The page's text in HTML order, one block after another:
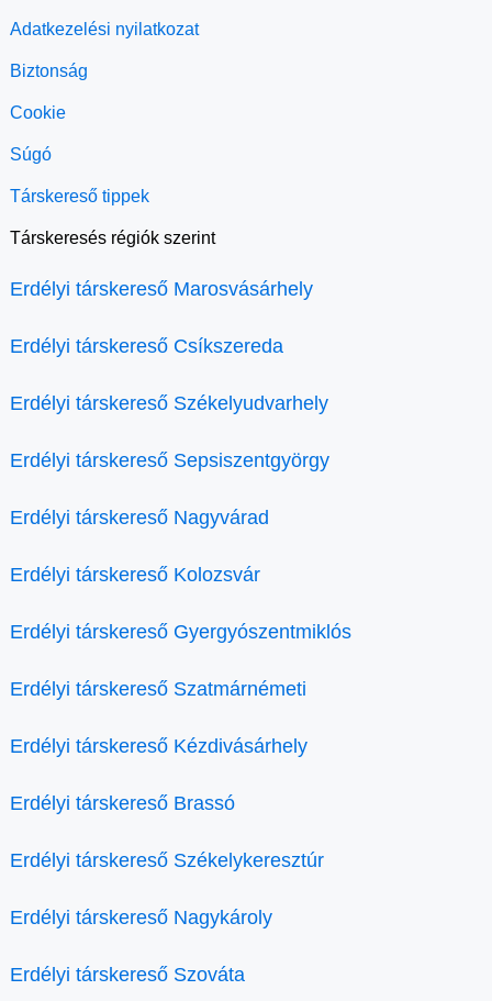
Adatkezelési nyilatkozat
Biztonság
Cookie
Súgó
Társkereső tippek
Társkeresés régiók szerint
Erdélyi társkereső Marosvásárhely
Erdélyi társkereső Csíkszereda
Erdélyi társkereső Székelyudvarhely
Erdélyi társkereső Sepsiszentgyörgy
Erdélyi társkereső Nagyvárad
Erdélyi társkereső Kolozsvár
Erdélyi társkereső Gyergyószentmiklós
Erdélyi társkereső Szatmárnémeti
Erdélyi társkereső Kézdivásárhely
Erdélyi társkereső Brassó
Erdélyi társkereső Székelykeresztúr
Erdélyi társkereső Nagykároly
Erdélyi társkereső Szováta